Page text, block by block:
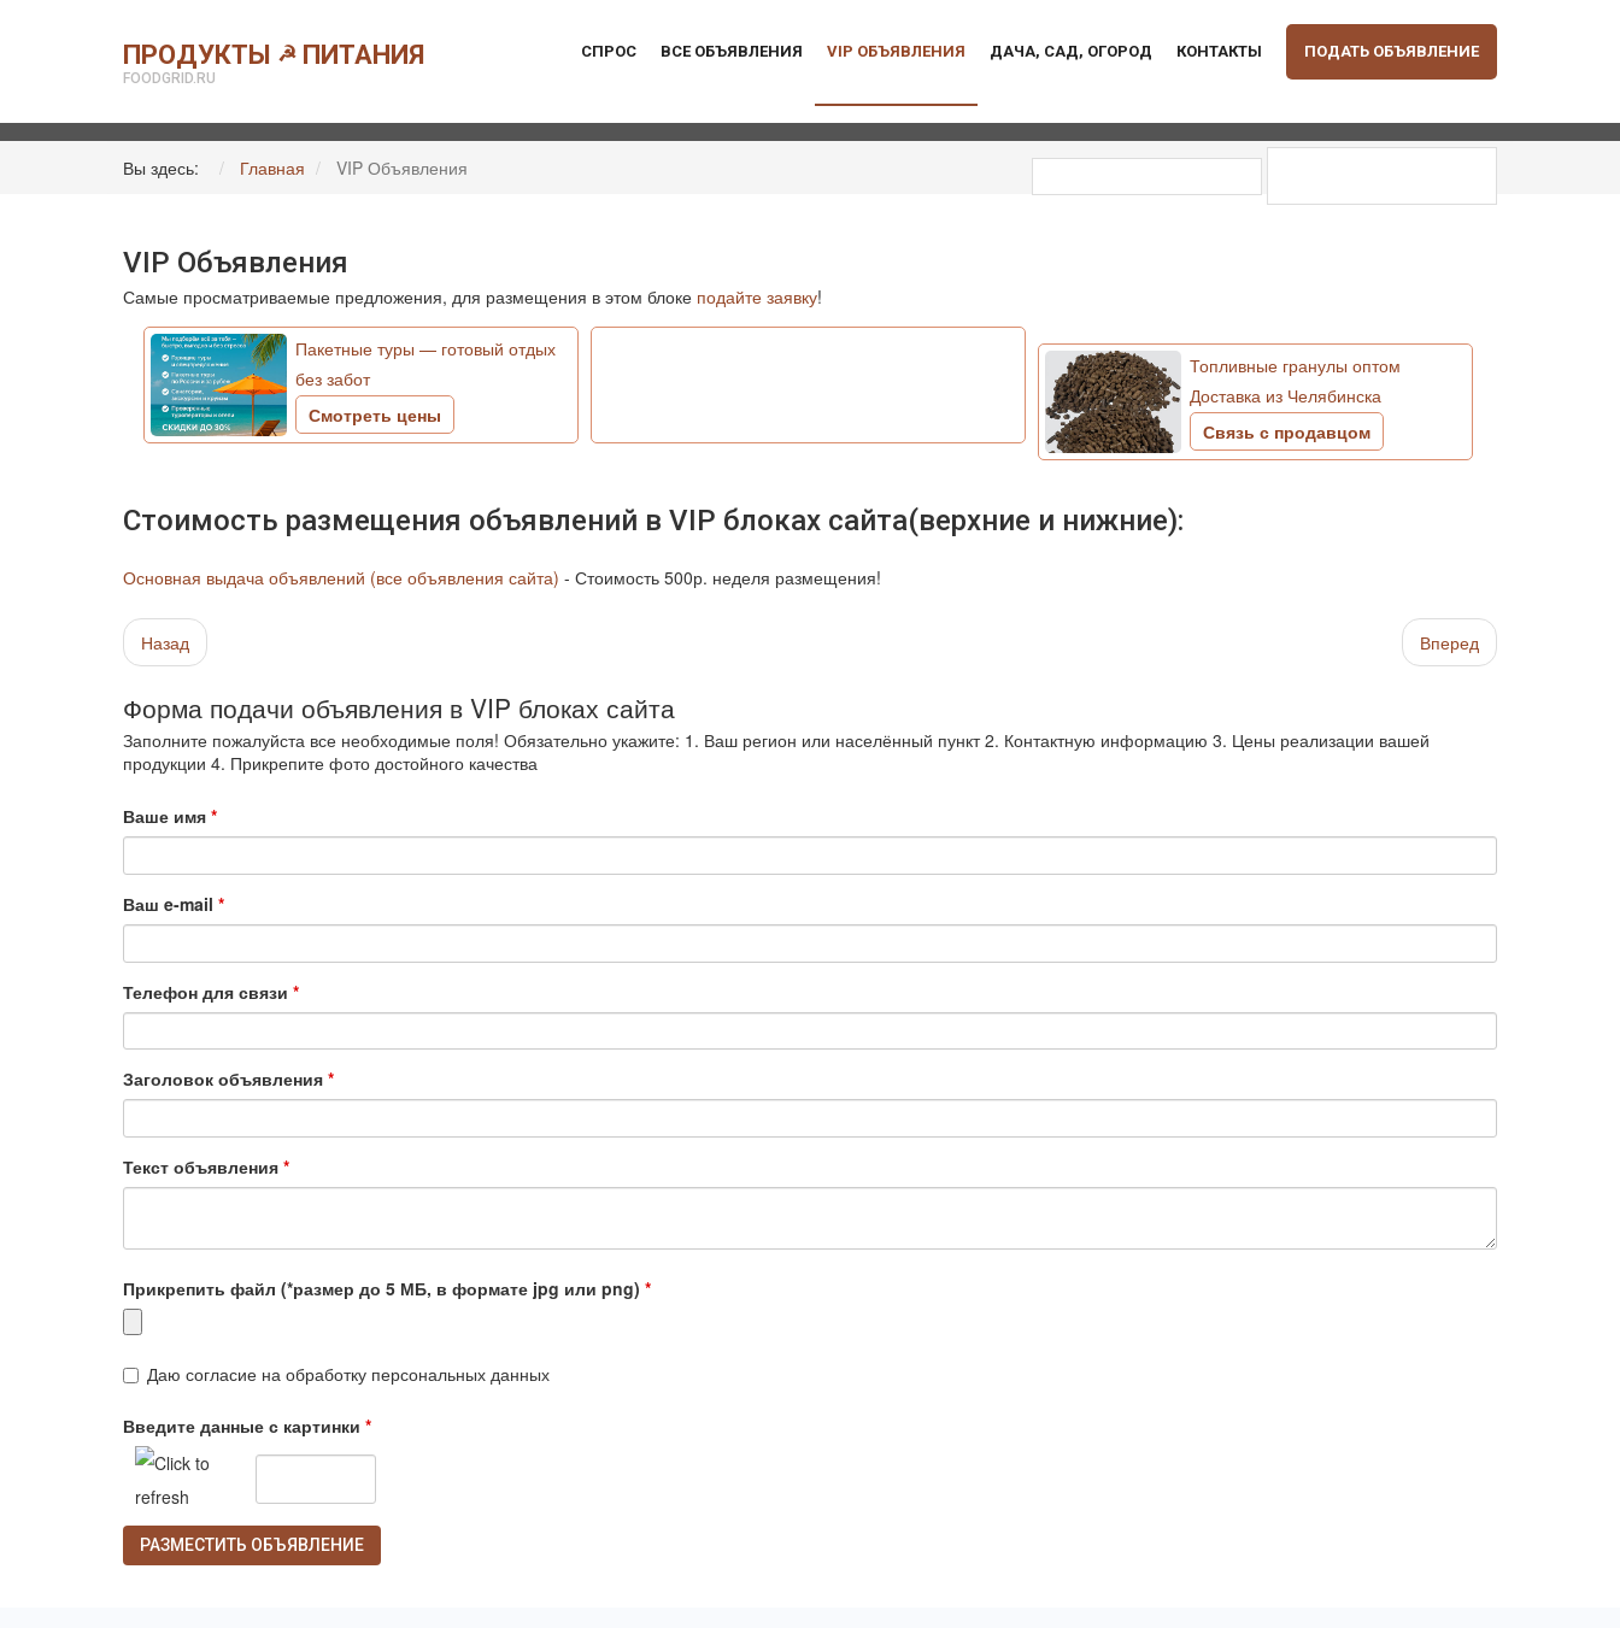
ПРОДУКТЫ ☭ ПИТАНИЯ
FOODGRID.RU
СПРОС ВСЕ ОБЪЯВЛЕНИЯ VIP ОБЪЯВЛЕНИЯ ДАЧА, САД, ОГОРОД КОНТАКТЫ ПОДАТЬ ОБЪЯВЛЕНИЕ
Вы здесь: Главная VIP Объявления
VIP Объявления
Самые просматриваемые предложения, для размещения в этом блоке подайте заявку!
Пакетные туры — готовый отдых
без забот
Смотреть цены
Топливные гранулы оптом
Доставка из Челябинска
Связь с продавцом
Стоимость размещения объявлений в VIP блоках сайта(верхние и нижние):
Основная выдача объявлений (все объявления сайта) - Стоимость 500р. неделя размещения!
Назад Вперед
Форма подачи объявления в VIP блоках сайта
Заполните пожалуйста все необходимые поля! Обязательно укажите: 1. Ваш регион или населённый пункт 2. Контактную информацию 3. Цены реализации вашей
продукции 4. Прикрепите фото достойного качества
Ваше имя *
Ваш e-mail *
Телефон для связи *
Заголовок объявления *
Текст объявления *
Прикрепить файл (*размер до 5 МБ, в формате jpg или png) *
Даю согласие на обработку персональных данных
Введите данные с картинки *
РАЗМЕСТИТЬ ОБЪЯВЛЕНИЕ